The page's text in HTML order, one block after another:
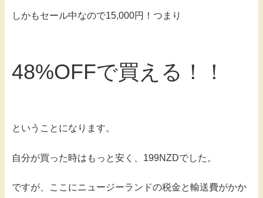
しかもセール中なので15,000円！つまり
48%OFFで買える！！
ということになります。
自分が買った時はもっと安く、199NZDでした。
ですが、ここにニュージーランドの税金と輸送費がかか